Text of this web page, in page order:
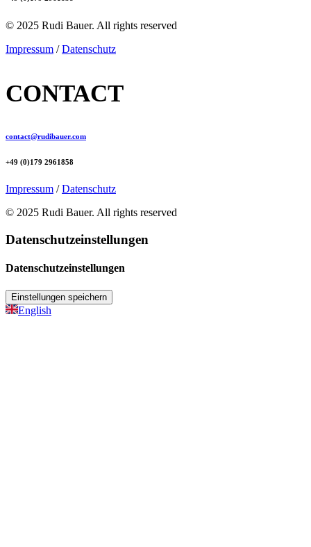
© 2025 Rudi Bauer. All rights reserved
Impressum /Datenschutz
CONTACT
contact@rudibauer.com
+49 (0)179 2961858
Impressum /Datenschutz
© 2025 Rudi Bauer. All rights reserved
Datenschutzeinstellungen
Datenschutzeinstellungen
English